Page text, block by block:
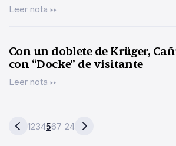
Leer nota
Con un doblete de Krüger,
con “Docke” de visitante
Leer nota
1234567…24